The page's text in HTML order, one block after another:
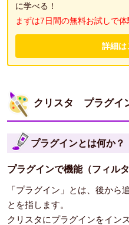
に学べる！
まずは7日間の無料お試しで体
詳細は
クリスタ プラグイ
プラグインとは何か？
プラグインで機能（フィル
「プラグイン」とは、後から
とを指します。
クリスタにプラグインをイン